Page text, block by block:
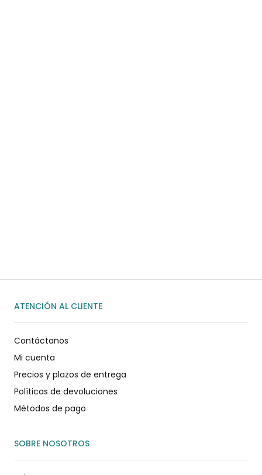
ATENCIÓN AL CLIENTE
Contáctanos
Mi cuenta
Precios y plazos de entrega
Políticas de devoluciones
Métodos de pago
SOBRE NOSOTROS